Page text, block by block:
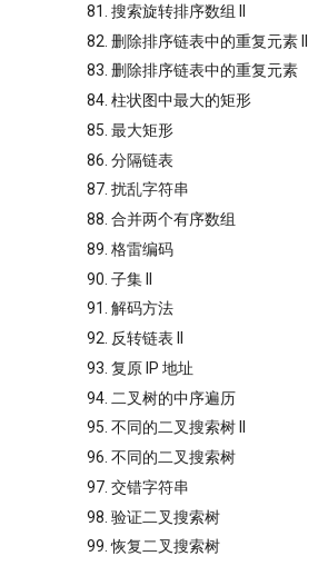
81. 搜索旋转排序数组 II
82. 删除排序链表中的重复元素 II
83. 删除排序链表中的重复元素
84. 柱状图中最大的矩形
85. 最大矩形
86. 分隔链表
87. 扰乱字符串
88. 合并两个有序数组
89. 格雷编码
90. 子集 II
91. 解码方法
92. 反转链表 II
93. 复原 IP 地址
94. 二叉树的中序遍历
95. 不同的二叉搜索树 II
96. 不同的二叉搜索树
97. 交错字符串
98. 验证二叉搜索树
99. 恢复二叉搜索树